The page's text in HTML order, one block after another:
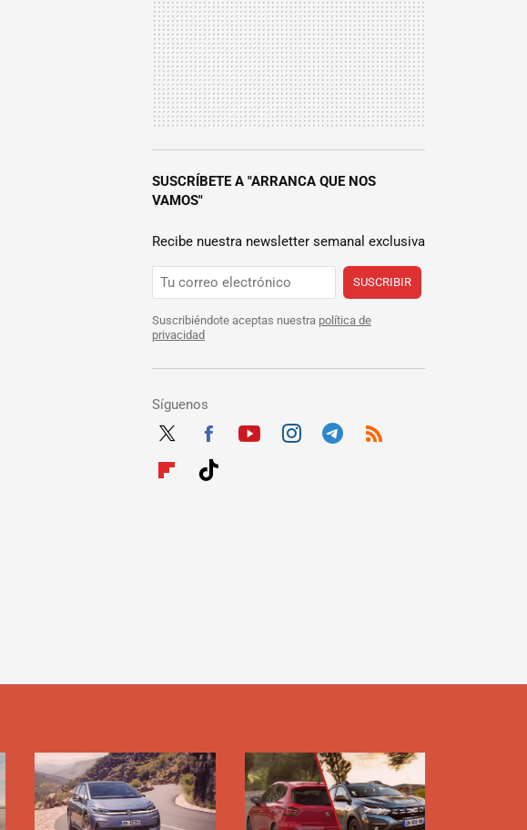
SUSCRÍBETE A "ARRANCA QUE NOS
VAMOS"
Recibe nuestra newsletter semanal exclusiva
SUSCRIBIR
Suscribiéndote aceptas nuestra política de
privacidad
Síguenos
Twit
Fac